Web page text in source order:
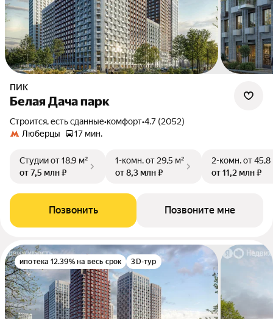
ПИК
Белая Дача парк
Строится, есть сданные•комфорт•4.7 (2052)
Люберцы
17 мин.
Студииот 18,9 м²
от 7,5 млн ₽
1-комн.от 29,5 м²
от 8,3 млн ₽
2-комн.от 45,8
от 11,2 млн ₽
Позвонить Позвоните мне
ипотека 12.39% на весь срок 3D-тур